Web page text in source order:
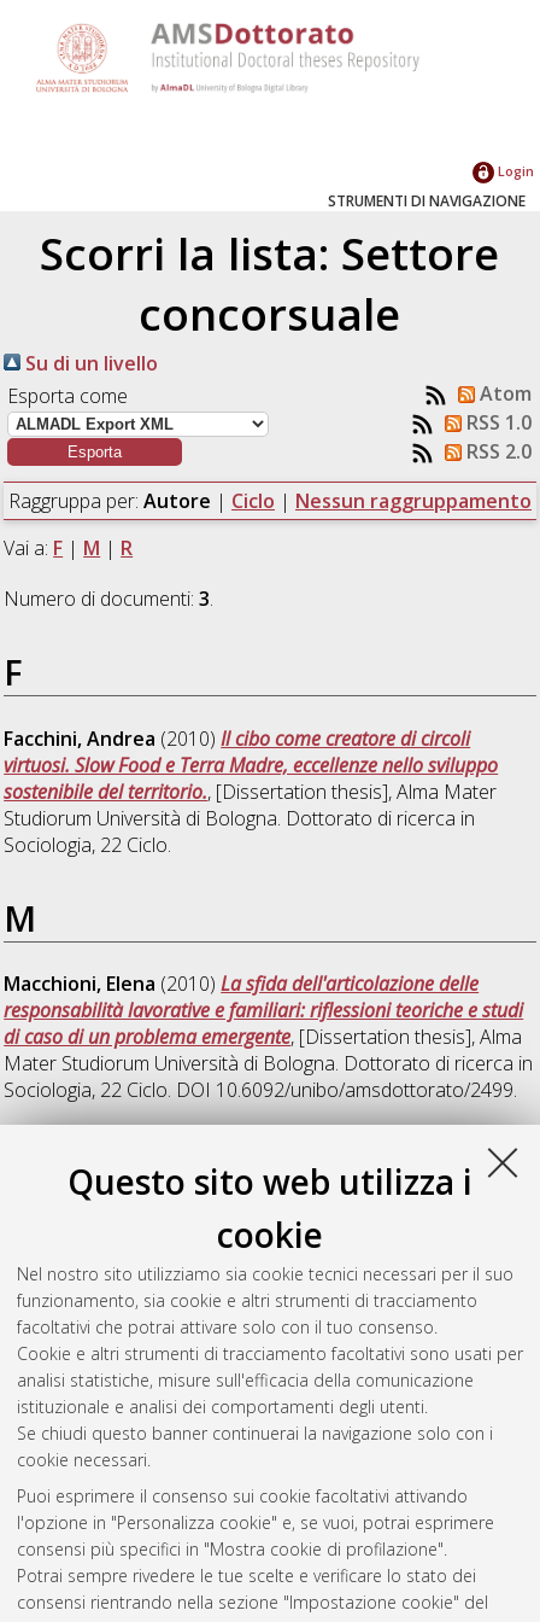
Questo sito web utilizza i
cookie
Nel nostro sito utilizziamo sia cookie tecnici necessari per il suo
funzionamento, sia cookie e altri strumenti di tracciamento
facoltativi che potrai attivare solo con il tuo consenso.
Cookie e altri strumenti di tracciamento facoltativi sono usati per
analisi statistiche, misure sull'efficacia della comunicazione
istituzionale e analisi dei comportamenti degli utenti.
Se chiudi questo banner continuerai la navigazione solo con i
cookie necessari.
Puoi esprimere il consenso sui cookie facoltativi attivando
l'opzione in "Personalizza cookie" e, se vuoi, potrai esprimere
consensi più specifici in "Mostra cookie di profilazione".
Potrai sempre rivedere le tue scelte e verificare lo stato dei
consensi rientrando nella sezione "Impostazione cookie" del
Login
STRUMENTI DI NAVIGAZIONE
Scorri la lista: Settore
concorsuale
Su di un livello
Esporta come
Atom
RSS 1.0
RSS 2.0
Raggruppa per: Autore | Ciclo | Nessun raggruppamento
Vai a: F | M | R
Numero di documenti:3.
F
Facchini, Andrea (2010)Il cibo come creatore di circoli
virtuosi. Slow Food e Terra Madre, eccellenze nello sviluppo
sostenibile del territorio., [Dissertation thesis], Alma Mater
Studiorum Università di Bologna. Dottorato di ricerca in
Sociologia, 22 Ciclo.
M
Macchioni, Elena (2010)La sfida dell'articolazione delle
responsabilità lavorative e familiari: riflessioni teoriche e studi
di caso di un problema emergente, [Dissertation thesis], Alma
Mater Studiorum Università di Bologna. Dottorato di ricerca in
Sociologia, 22 Ciclo. DOI 10.6092/unibo/amsdottorato/2499.
I consumi alimentari nelle fasce deboli
, [Dissertation thesis], Alma Mater Studiorum
Università di Bologna. Dottorato di ricerca inSociologia, 22
Ciclo.
Questa lista e' stata generata ilSat Aug 8 20:37:59 2026
Atom
Rss 1.0
Rss 2.0